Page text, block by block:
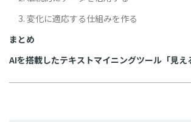
3. 変化に適応する仕組みを作る
まとめ
AIを搭載したテキストマイニングツール「見え